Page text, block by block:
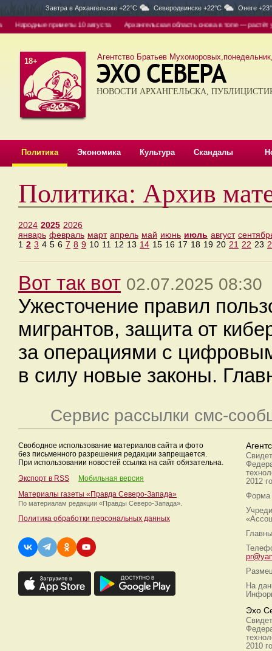
Завтра в Архангельске +22°C Северодвинске +22°C Онеге
Народные приметы 10 августа Архангельская область снова в топе — растёт
18+ Агентство Братьев
НОВОСТИ АРХАНГЕЛЬСКА,
Политика Экономика Культура Скандалы
Политика: Архив
2024 2025 2026
январь февраль март апрель май июнь июль август
1 2 3 4 5 6 7 8 9 10 11 12 13 14 15 16 17 18 19 20 21 22 23
Вот так вот 02.07.2025 08:30
Ужесточение правил
мигрантов, защита от
за операциями с
в силу новые законы.
Сервис рассылки смс-
Свободное использование материалов сайта и фото
без письменного разрешения редакции запрещается.
При использовании новостей ссылка на сайт обязательна.
Экспорт в RSS
Мобильная версия
Материалы газеты «Правда Северо-Запада»
По материалам редакции «Правды Северо-Запада».
Политика обработки персональных данных
2012
Форма
На
Эхо
2010